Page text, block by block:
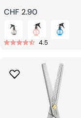
Prix
habituel
CHF 2.90
4.5